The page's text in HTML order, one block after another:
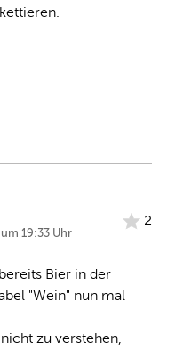
19:33 Uhr
2
Bier in der
"Wein" nun mal
zu verstehen,